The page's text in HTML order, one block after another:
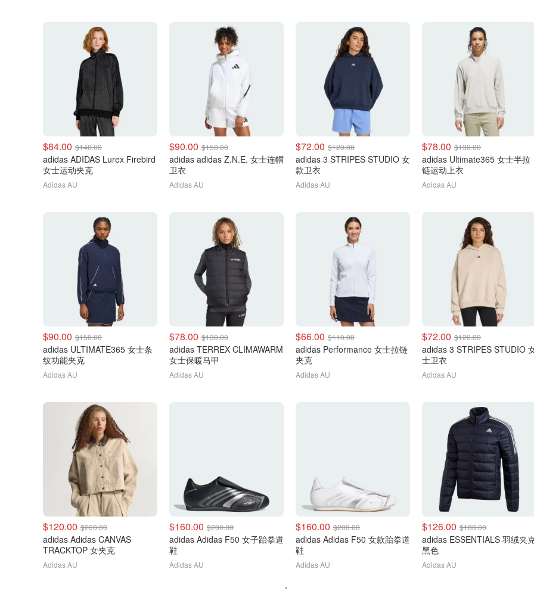
$84.00 $140.00
adidas ADIDAS Lurex Firebird
女士运动夹克
Adidas AU
$90.00 $150.00
adidas adidas Z.N.E. 女士连帽
卫衣
Adidas AU
$72.00 $120.00
adidas 3 STRIPES STUDIO 女
款卫衣
Adidas AU
$78.00 $130.00
adidas Ultimate365 女士半拉
链运动上衣
Adidas AU
$90.00 $150.00
adidas ULTIMATE365 女士条
纹功能夹克
Adidas AU
$78.00 $130.00
adidas TERREX CLIMAWARM
女士保暖马甲
Adidas AU
$66.00 $110.00
adidas Performance 女士拉链
夹克
Adidas AU
$72.00 $120.00
adidas 3 STRIPES STUDIO
士卫衣
Adidas AU
$120.00 $200.00
adidas Adidas CANVAS
TRACKTOP 女夹克
Adidas AU
$160.00 $200.00
adidas Adidas F50 女子跆拳道
鞋
Adidas AU
$160.00 $200.00
adidas Adidas F50 女款跆拳道
鞋
Adidas AU
$126.00 $180.00
adidas ESSENTIALS 羽绒夹
黑色
Adidas AU